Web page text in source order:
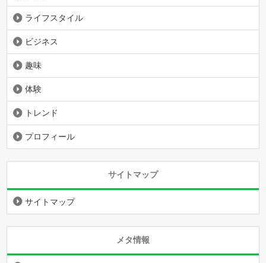
ライフスタイル
ビジネス
趣味
体験
トレンド
プロフィール
サイトマップ
サイトマップ
メタ情報